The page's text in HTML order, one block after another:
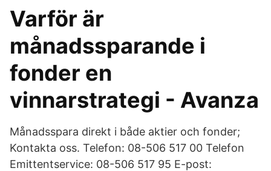
Varför är
månadssparande i
fonder en
vinnarstrategi - Avanza
Månadsspara direkt i både aktier och fonder;
Kontakta oss. Telefon: 08-506 517 00 Telefon
Emittentservice: 08-506 517 95 E-post: